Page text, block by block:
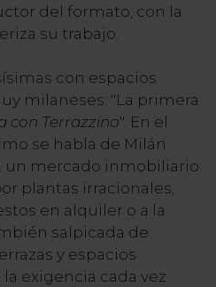
del formato, con la
su trabajo.
con espacios
milaneses: "La primera
con Terrazzino". En el
se habla de Milán
un mercado inmobiliario
plantas irracionales,
en alquiler o a la
salpicada de
y espacios
exigencia cada vez